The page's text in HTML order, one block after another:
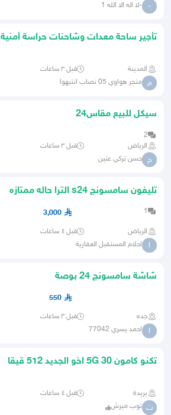
- -لا اله الا الله 1
تأجير ساحة معدات وشاحنات حراسة أمنية
المدينة قبل ٣ ساعات
م متجر هواوي 05 نصاب انتبهوا
سيكل للبيع مقاس24
2
الرياض
قبل ٣ ساعات
ح حسن تركي عتين
تليفون سامسونج s24 الترا حاله ممتازه
استخدام بسيط جدا
1
3,000
الرياض قبل ٤ ساعات
ا احلام المستقبل العقارية
شاشة سامسونج 24 بوصة
550
جده قبل ٣ ساعات
ا احمد يسري 77042
تكنو كامون 30 5G اخو الجديد 512 قيقا
بريدة قبل ٤ ساعات
ت توب ميرش